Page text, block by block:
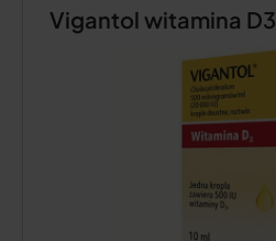
Vigantol witamina D3